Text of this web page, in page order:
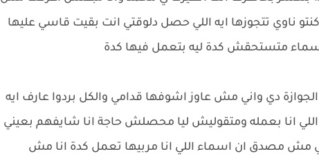
ناوي تتجوزها ايه اللي حصل دلوقتي انت بقيت قاسي عليها
متستحقش كدة ليه بتعمل فيها كدة
دي واني مش عاوز اشوفها قدامي والكل بردوا عارف ايه
انا بعمله ومتقوليش ليا محصلش حاجة انا شايفهم بعيني
مش مصدق ان اسماء اللي انا مربيها تعمل كدة انا مش